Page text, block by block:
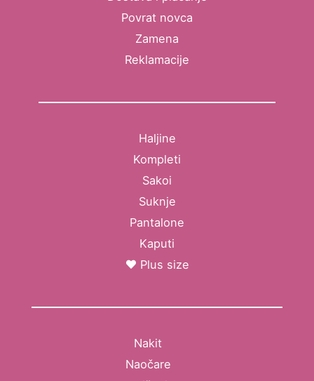
Povrat novca
Zamena
Reklamacije
Haljine
Kompleti
Sakoi
Suknje
Pantalone
Kaputi
Plus size
Nakit
Naočare